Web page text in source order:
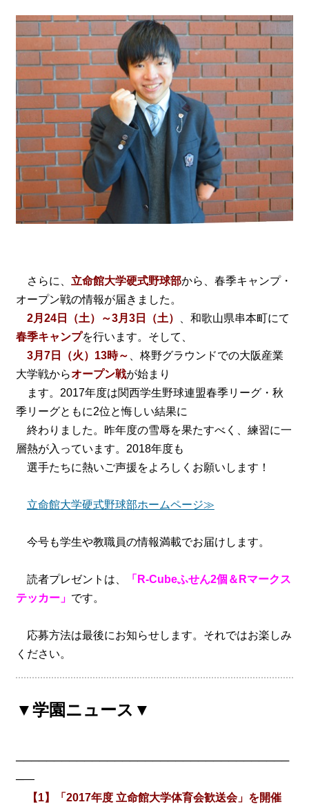
さらに、 立命館大学硬式野球部から、春季キャンプ・
オープン戦の情報が届きました。
2月24日（土）～3月3日（土）
、和歌山県串本町にて
春季キャンプを行います。そして、
3月7日（火）13時～
、柊野グラウンドでの大阪産業
大学戦からオープン戦が始まり
ます。2017年度は関西学生野球連盟春季リーグ・秋
季リーグともに2位と悔しい結果に
終わりました。昨年度の雪辱を果たすべく、練習に一
層熱が入っています。2018年度も
選手たちに熱いご声援をよろしくお願いします！
立命館大学硬式野球部ホームページ≫
今号も学生や教職員の情報満載でお届けします。
読者プレゼントは、
「R-Cubeふせん2個＆Rマークス
テッカー」 です。
応募方法は最後にお知らせします。それではお楽しみ
ください。
▼学園ニュース▼
────────────────────────────────────
─―
【1】「2017年度 立命館大学体育会歓送会」を開催